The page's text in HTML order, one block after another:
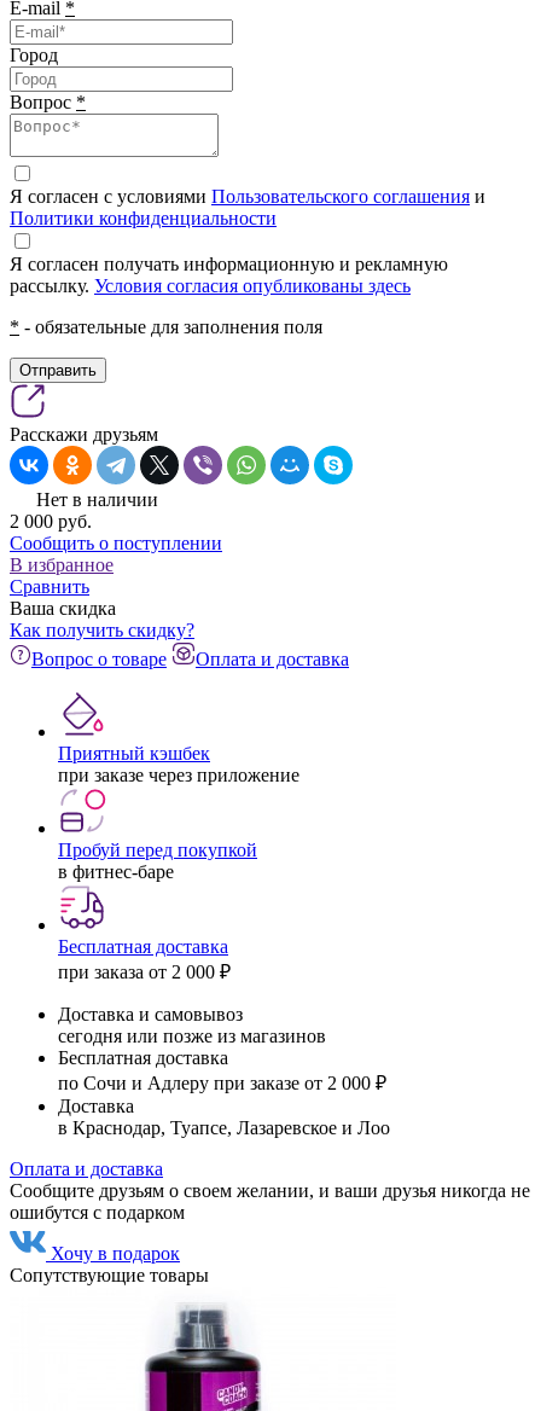
E-mail *
Город
Вопрос *
Я согласен с условиями Пользовательского соглашения и
Политики конфиденциальности
Я согласен получать информационную и рекламную
рассылку. Условия согласия опубликованы здесь
* - обязательные для заполнения поля
Отправить
Расскажи друзьям
Нет в наличии
2 000 pуб.
Сообщить о поступлении
В избранное
Сравнить
Ваша скидка
Как получить скидку?
Вопрос о товаре
Оплата и доставка
Приятный кэшбек
при заказе через приложение
Пробуй перед покупкой
в фитнес-баре
Бесплатная доставка
при заказа от 2 000 ₽
Доставка и самовывоз
сегодня или позже из магазинов
Бесплатная доставка
по Сочи и Адлеру при заказе от 2 000 ₽
Доставка
в Краснодар, Туапсе, Лазаревское и Лоо
Оплата и доставка
Сообщите друзьям о своем желании, и ваши друзья никогда не
ошибутся с подарком
Хочу в подарок
Сопутствующие товары